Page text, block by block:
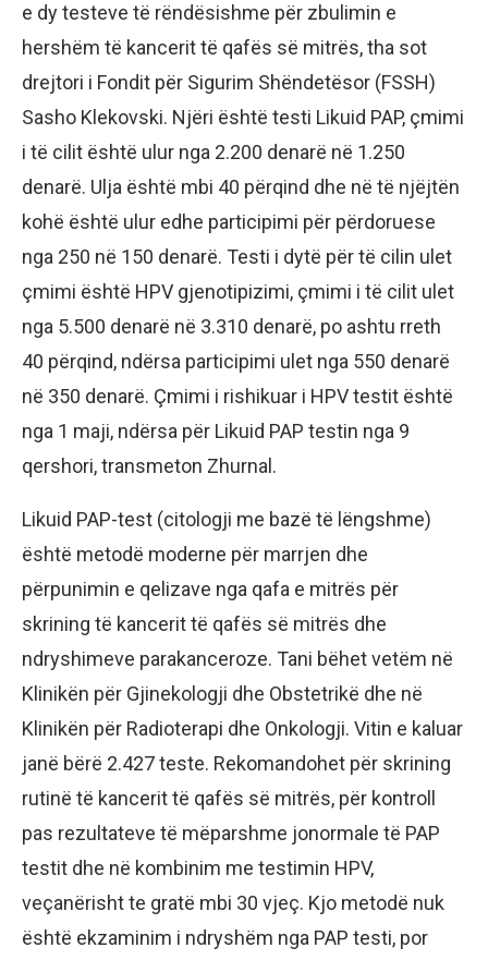
e dy testeve të rëndësishme për zbulimin e
hershëm të kancerit të qafës së mitrës, tha sot
drejtori i Fondit për Sigurim Shëndetësor (FSSH)
Sasho Klekovski. Njëri është testi Likuid PAP, çmimi
i të cilit është ulur nga 2.200 denarë në 1.250
denarë. Ulja është mbi 40 përqind dhe në të njëjtën
kohë është ulur edhe participimi për përdoruese
nga 250 në 150 denarë. Testi i dytë për të cilin ulet
çmimi është HPV gjenotipizimi, çmimi i të cilit ulet
nga 5.500 denarë në 3.310 denarë, po ashtu rreth
40 përqind, ndërsa participimi ulet nga 550 denarë
në 350 denarë. Çmimi i rishikuar i HPV testit është
nga 1 maji, ndërsa për Likuid PAP testin nga 9
qershori, transmeton Zhurnal.
Likuid PAP-test (citologji me bazë të lëngshme)
është metodë moderne për marrjen dhe
përpunimin e qelizave nga qafa e mitrës për
skrining të kancerit të qafës së mitrës dhe
ndryshimeve parakanceroze. Tani bëhet vetëm në
Klinikën për Gjinekologji dhe Obstetrikë dhe në
Klinikën për Radioterapi dhe Onkologji. Vitin e kaluar
janë bërë 2.427 teste. Rekomandohet për skrining
rutinë të kancerit të qafës së mitrës, për kontroll
pas rezultateve të mëparshme jonormale të PAP
testit dhe në kombinim me testimin HPV,
veçanërisht te gratë mbi 30 vjeç. Kjo metodë nuk
është ekzaminim i ndryshëm nga PAP testi, por